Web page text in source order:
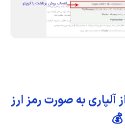
آلپاری به صورت رمز ارز